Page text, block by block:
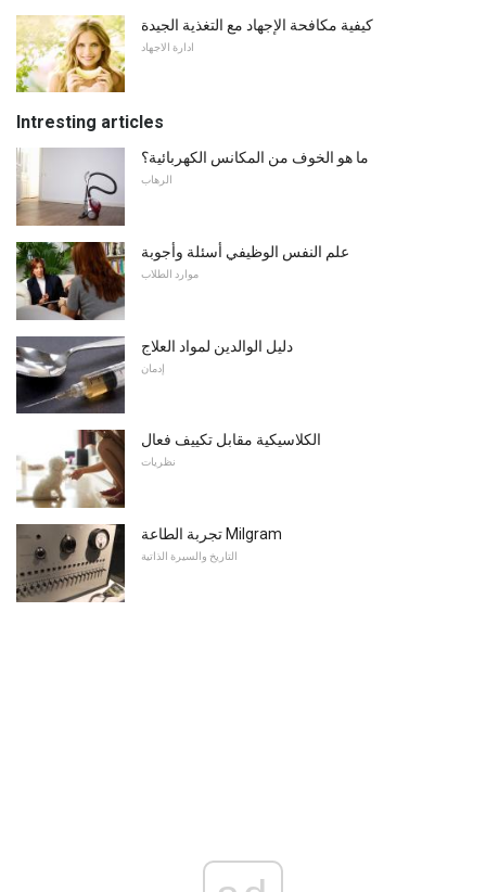
كيفية مكافحة الإجهاد مع التغذية الجيدة
ادارة الاجهاد
Intresting articles
ما هو الخوف من المكانس الكهربائية؟
الرهاب
علم النفس الوظيفي أسئلة وأجوبة
موارد الطلاب
دليل الوالدين لمواد العلاج
إدمان
الكلاسيكية مقابل تكييف فعال
نظريات
تجربة الطاعة Milgram
التاريخ والسيرة الذاتية